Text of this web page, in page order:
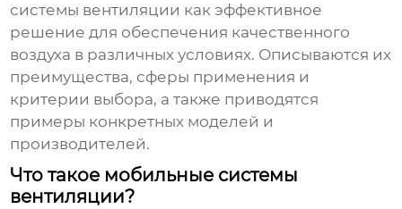
системы вентиляции как эффективное
решение для обеспечения качественного
воздуха в различных условиях. Описываются их
преимущества, сферы применения и
критерии выбора, а также приводятся
примеры конкретных моделей и
производителей.
Что такое мобильные системы
вентиляции?